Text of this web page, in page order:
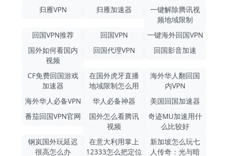
归雁VPN
归雁加速器
一键解除腾讯视
频地域限制
回国VPN推荐
回国VPN
一键海外回国VPN
国外如何看国内
视频
回国代理VPN 回国影音加速
CF免费回国游戏
加速器
在国外虎牙直播
地域限制怎么用
海外华人翻回国
内VPN
海外华人必备VPN
华人必备神器
美国回国加速器
番茄回国VPN官网
国外怎么看腾讯
视频
奇迹MU加速用什
么比较好
钢岚国外玩延迟
很高怎么办
在意大利用掌上
12333怎么把定位
新加坡怎么玩七
人传奇：光与暗